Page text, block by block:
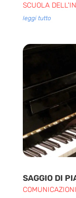
SCUOLA
leggi tutto
SAGGIO DI